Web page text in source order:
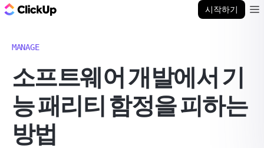
시작하기
MANAGE
소프트웨어 개발에서 기
능 패리티 함정을 피하는
방법